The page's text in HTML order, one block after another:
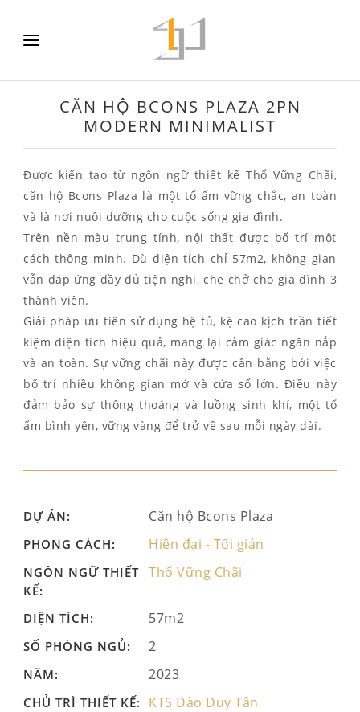
CĂN HỘ BCONS PLAZA 2PN
MODERN MINIMALIST
Được kiến tạo từ ngôn ngữ thiết kế Thổ Vững Chãi,
căn hộ Bcons Plaza là một tổ ấm vững chắc, an toàn
và là nơi nuôi dưỡng cho cuộc sống gia đình.
Trên nền màu trung tính, nội thất được bố trí một
cách thông minh. Dù diện tích chỉ 57m2, không gian
vẫn đáp ứng đầy đủ tiện nghi, che chở cho gia đình 3
thành viên.
Giải pháp ưu tiên sử dụng hệ tủ, kệ cao kịch trần tiết
kiệm diện tích hiệu quả, mang lại cảm giác ngăn nắp
và an toàn. Sự vững chãi này được cân bằng bởi việc
bố trí nhiều không gian mở và cửa sổ lớn. Điều này
đảm bảo sự thông thoáng và luồng sinh khí, một tổ
ấm bình yên, vững vàng để trở về sau mỗi ngày dài.
DỰ ÁN: Căn hộ Bcons Plaza
PHONG CÁCH: Hiện đại - Tối giản
NGÔN NGỮ THIẾT
KẾ:
Thổ Vững Chãi
DIỆN TÍCH: 57m2
SỐ PHÒNG NGỦ: 2
NĂM: 2023
CHỦ TRÌ THIẾT KẾ: KTS Đào Duy Tân